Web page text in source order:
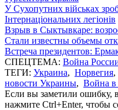
У Сухопутних військах
Інтернаціональних легіонів
Взрыв в Сыктывкаре:
Стали известны объемы
Встреча президентов:
СПЕЦТЕМА: Война
ТЕГИ: Украина, Норвегия,
новости Украины, Война в
Если вы заметили ошибку,
нажмите Ctrl+Enter, чтобы